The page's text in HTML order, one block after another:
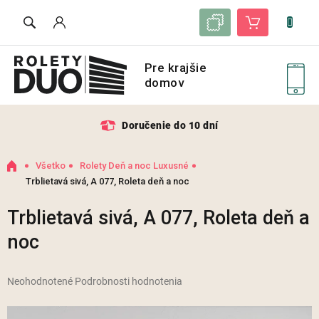
Zoznam vzoriek Nákupný košík
Doručenie do 10 dní
Domov
Všetko
Rolety Deň a noc Luxusné
Trblietavá sivá, A 077, Roleta deň a noc
Trblietavá sivá, A 077, Roleta deň a
noc
Priemerné
produktu
Neohodnotené Podrobnosti hodnotenia